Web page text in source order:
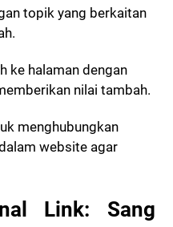
topik yang berkaitan
ke halaman dengan
nilai tambah.
menghubungkan
website agar
Link: Sang